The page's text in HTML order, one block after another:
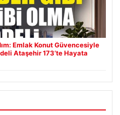
Emlak Konut Güvencesiyle
Ataşehir 173’te Hayata